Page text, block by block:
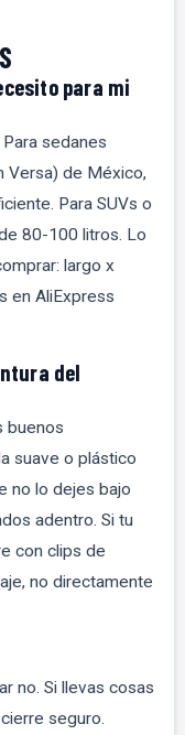
para mi
sedanes
Versa) de México,
Para SUVs o
80-100 litros. Lo
largo x
en AliExpress
del
buenos
suave o plástico
no lo dejes bajo
adentro. Si tu
con clips de
no directamente
no. Si llevas cosas
seguro.